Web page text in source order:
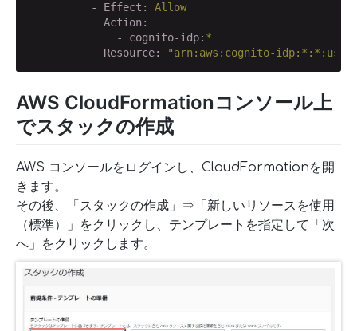
          - Effect:
Allow
            Action:
              - cognito-idp:
*
            Resource:
"arn:aws:cognito-
AWS CloudFormationコンソール上
でスタックの作成
AWS コンソールをログインし、CloudFormationを開
きます。
その後、「スタックの作成」⇒「新しいリソースを使用
（標準）」をクリックし、テンプレートを指定して「次
へ」をクリックします。